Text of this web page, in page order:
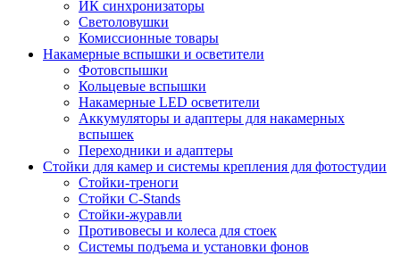
ИК синхронизаторы
Светоловушки
Комиссионные товары
Накамерные вспышки и осветители
Фотовспышки
Кольцевые вспышки
Накамерные LED осветители
Аккумуляторы и адаптеры для накамерных
вспышек
Переходники и адаптеры
Стойки для камер и системы крепления для фотостудии
Стойки-треноги
Стойки C-Stands
Стойки-журавли
Противовесы и колеса для стоек
Системы подъема и установки фонов